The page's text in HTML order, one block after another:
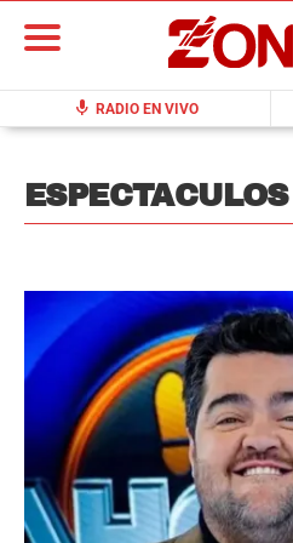
mic RADIO EN VIVO
ESPECTACULOS